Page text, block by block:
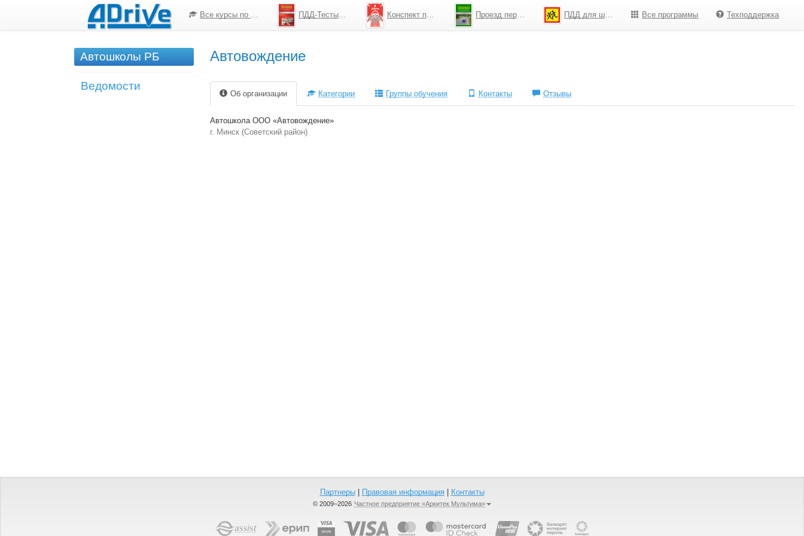
Все курсы по ПДД ПДД-Тесты 2026 Конспект по ПДД Проезд перекрестков ПДД для школьников Все программы Техподдержка
Автошколы РБ
Ведомости
Автовождение
Об организации Категории Группы обучения Контакты Отзывы
Автошкола ООО «Автовождение»
г. Минск (Советский район)
Партнеры| Правовая информация| Контакты
© 2009–2026 Частное предприятие «Аркитек Мультима»